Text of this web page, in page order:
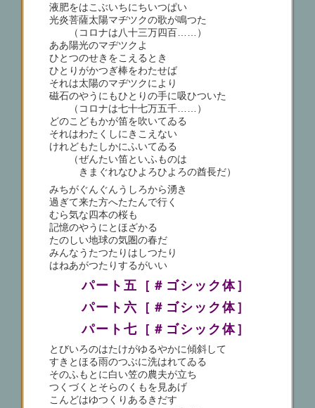
液肥をはこぶいちにちいつぱい
光炎菩薩太陽マヂツクの歌が鳴つた
（コロナは八十三万四百……）
ああ陽光のマヂツクよ
ひとつのせきをこえるとき
ひとりがかつぎ棒をわたせば
それは太陽のマヂツクにより
磁石のやうにもひとりの手に吸ひついた
（コロナは七十七万五千……）
どのこどもかが笛を吹いてゐる
それはわたくしにきこえない
けれどもたしかにふいてゐる
（ぜんたい笛といふものは
きまぐれなひよろひよろの酋長だ）
みちがぐんぐんうしろから湧き
過ぎて来た方へたたんで行く
むら気な四本の桜も
記憶のやうにとほざかる
たのしい地球の気圏の春だ
みんなうたつたりはしつたり
はねあがつたりするがいい
パート五［＃ゴシック体］
パート六［＃ゴシック体］
パート七［＃ゴシック体］
とびいろのはたけがゆるやかに傾斜して
すきとほる雨のつぶに洗はれてゐる
そのふもとに白い笠の農夫が立ち
つくづくとそらのくもを見あげ
こんどはゆつくりあるきだす